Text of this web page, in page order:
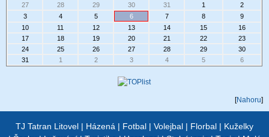
27
28 29 30 31 1
2
3
4 5 6 7 8
9
10
11 12 13 14 15
16
17
18 19 20 21 22
23
24
25 26 27 28 29
30
31
1 2 3 4 5 6
[Nahoru]
TJ Tatran Litovel | Házená | Fotbal | Volejbal | Florbal | Kuželky